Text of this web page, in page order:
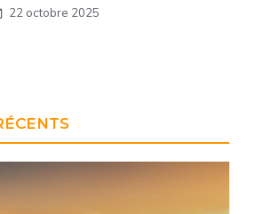
22 octobre 2025